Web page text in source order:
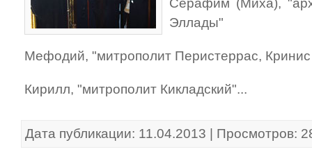
Серафим (Миха),
Эллады"
Мефодий, "митрополит Перистеррас,
Кирилл, "митрополит Кикладский"...
Дата публикации: 11.04.2013 | Просмотров: